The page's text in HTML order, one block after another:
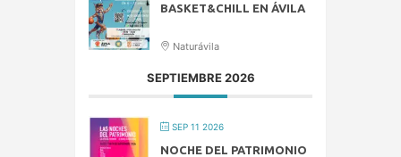
BASKET&CHILL EN ÁVILA
Naturávila
SEPTIEMBRE 2026
SEP 11 2026
NOCHE DEL PATRIMONIO